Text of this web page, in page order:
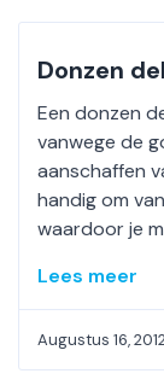
Donzen
Een donzen
vanwege de
aanschaffen
handig om
waardoor je
Lees meer
Augustus 16,